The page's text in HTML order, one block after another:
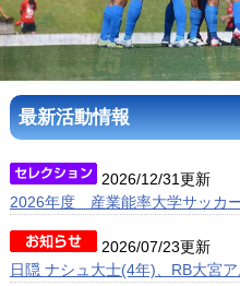
ギャ
産業能率大学
最新活動情報
2026/12/31更新
2026年度 産業能率大学サッカ
2026/07/23更新
日隠 ナシュ大士(4年)、RB大宮